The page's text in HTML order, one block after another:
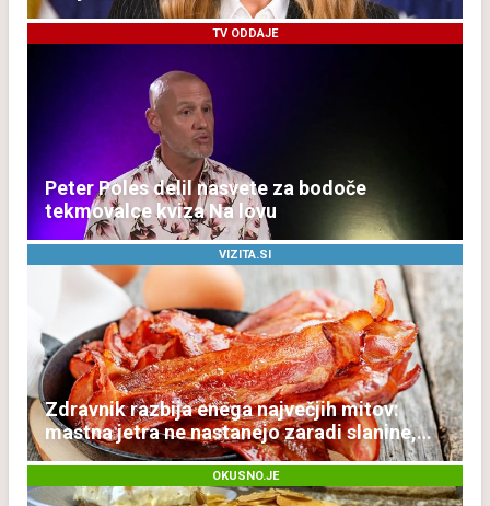
TV ODDAJE
Peter Poles delil nasvete za bodoče
tekmovalce kviza Na lovu
VIZITA.SI
Zdravnik razbija enega največjih mitov:
mastna jetra ne nastanejo zaradi slanine,
temveč zaradi živila, ki ga imamo vsi radi
OKUSNO.JE